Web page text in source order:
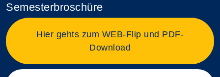
Semesterbroschüre
Hier gehts zum WEB-Flip und PDF-
Download